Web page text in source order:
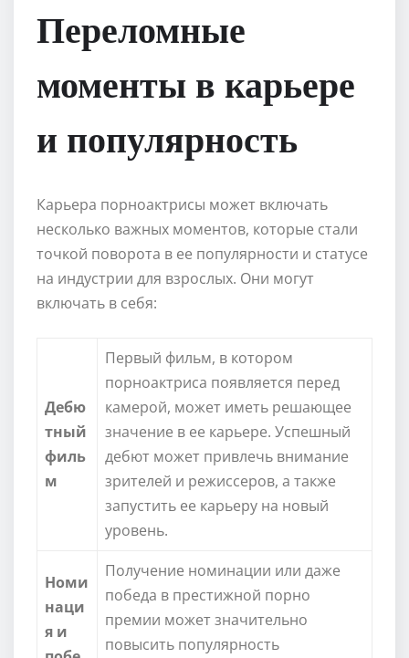
Переломные
моменты в карьере
и популярность
Карьера порноактрисы может включать
несколько важных моментов, которые стали
точкой поворота в ее популярности и статусе
на индустрии для взрослых. Они могут
включать в себя:
Дебю
тный
филь
м
Первый фильм, в котором
порноактриса появляется перед
камерой, может иметь решающее
значение в ее карьере. Успешный
дебют может привлечь внимание
зрителей и режиссеров, а также
запустить ее карьеру на новый
уровень.
Номи
наци
я и
Получение номинации или даже
победа в престижной порно
премии может значительно
повысить популярность